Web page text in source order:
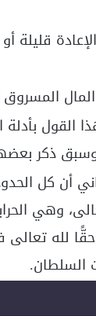
قليلة أو
القول بأدلة
وسبق ذكر
أن كل
وهي
لله تعالى
السلطان.